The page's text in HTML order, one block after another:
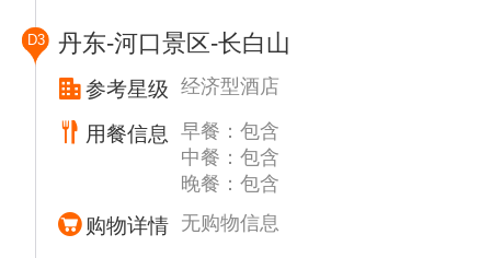
京行宫，沈阳故宫博物院不仅有精美的古代宫
殿建筑，还以丰富的珍贵收藏而著称海内外，
宫内收藏有大量旧皇宫遗留下来的宫廷文物，
在宫中的各陈列馆可以观赏到这些珍贵的宝
▲【清代一条街】（游览约0.5小时满清古街
又称为清代一条街，东起抚近门、西至怀远
门，长约1千米，两侧雕梁画栋，仿古建筑美
D3 丹东-河口景区-长白山
参考星级 经济型酒店
用餐信息
早餐：包含
中餐：包含
晚餐：包含
购物详情 无购物信息